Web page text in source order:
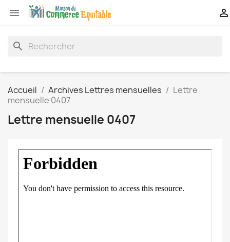
 
search
Accueil Archives Lettres mensuelles
Lettre
mensuelle 0407
Lettre mensuelle 0407